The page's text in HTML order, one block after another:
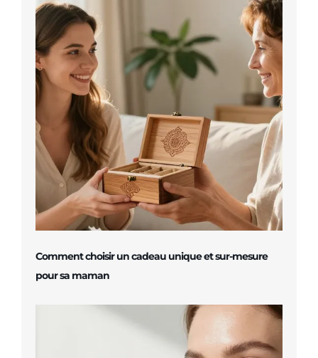
Comment choisir un cadeau unique et sur-mesure
pour sa maman